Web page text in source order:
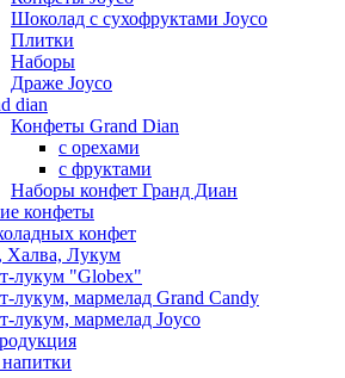
Шоколад с сухофруктами Joyco
Плитки
Наборы
Драже Joyco
dian
Конфеты Grand Dian
с орехами
с фруктами
Наборы конфет Гранд Диан
конфеты
конфет
Халва, Лукум
лукум "Globex"
лукум, мармелад Grand Candy
лукум, мармелад Joyco